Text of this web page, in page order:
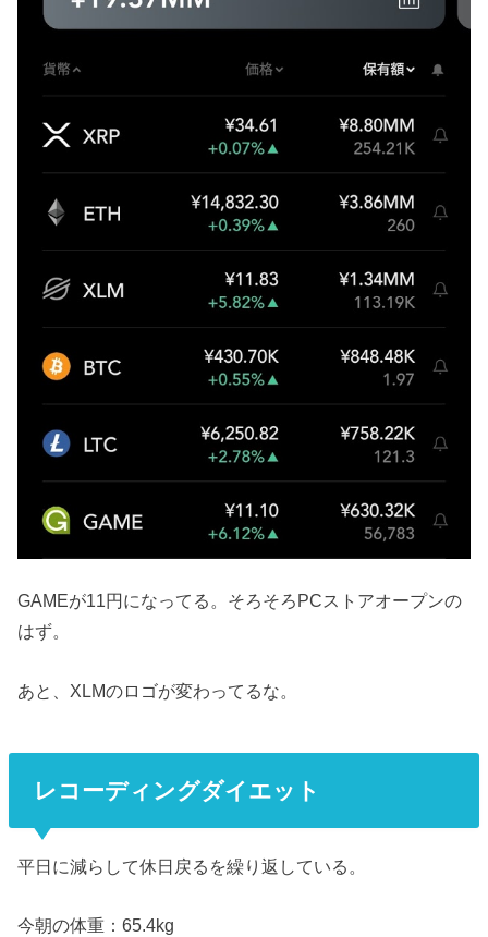
GAMEが11円になってる。そろそろPCストアオープンの
はず。
あと、XLMのロゴが変わってるな。
レコーディングダイエット
平日に減らして休日戻るを繰り返している。
今朝の体重：65.4kg